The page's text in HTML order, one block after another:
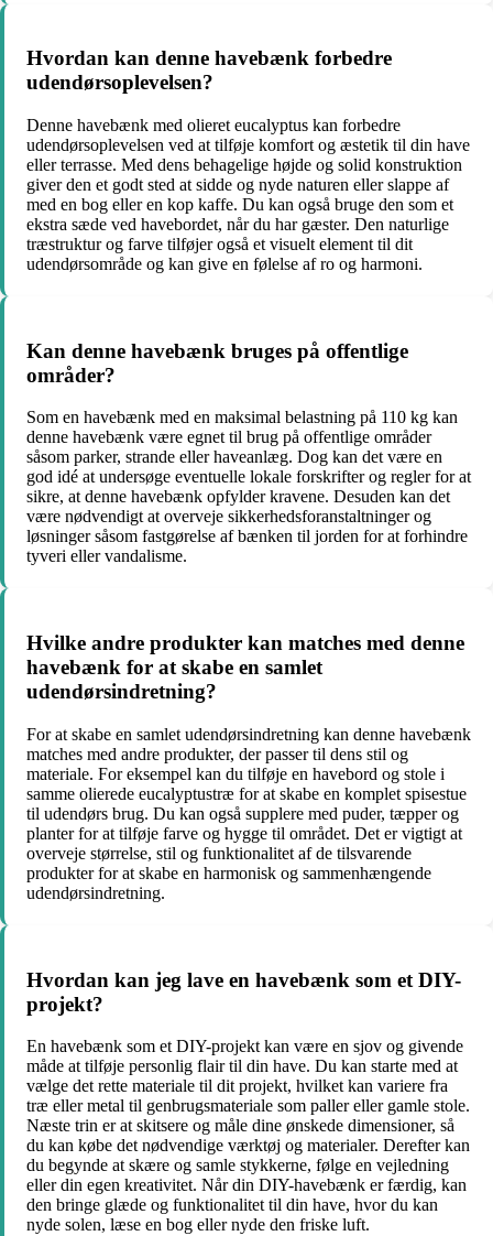
Hvordan kan denne havebænk forbedre
udendørsoplevelsen?
Denne havebænk med olieret eucalyptus kan forbedre
udendørsoplevelsen ved at tilføje komfort og æstetik til din have
eller terrasse. Med dens behagelige højde og solid konstruktion
giver den et godt sted at sidde og nyde naturen eller slappe af
med en bog eller en kop kaffe. Du kan også bruge den som et
ekstra sæde ved havebordet, når du har gæster. Den naturlige
træstruktur og farve tilføjer også et visuelt element til dit
udendørsområde og kan give en følelse af ro og harmoni.
Kan denne havebænk bruges på offentlige
områder?
Som en havebænk med en maksimal belastning på 110 kg kan
denne havebænk være egnet til brug på offentlige områder
såsom parker, strande eller haveanlæg. Dog kan det være en
god idé at undersøge eventuelle lokale forskrifter og regler for at
sikre, at denne havebænk opfylder kravene. Desuden kan det
være nødvendigt at overveje sikkerhedsforanstaltninger og
løsninger såsom fastgørelse af bænken til jorden for at forhindre
tyveri eller vandalisme.
Hvilke andre produkter kan matches med denne
havebænk for at skabe en samlet
udendørsindretning?
For at skabe en samlet udendørsindretning kan denne havebænk
matches med andre produkter, der passer til dens stil og
materiale. For eksempel kan du tilføje en havebord og stole i
samme olierede eucalyptustræ for at skabe en komplet spisestue
til udendørs brug. Du kan også supplere med puder, tæpper og
planter for at tilføje farve og hygge til området. Det er vigtigt at
overveje størrelse, stil og funktionalitet af de tilsvarende
produkter for at skabe en harmonisk og sammenhængende
udendørsindretning.
Hvordan kan jeg lave en havebænk som et DIY-
projekt?
En havebænk som et DIY-projekt kan være en sjov og givende
måde at tilføje personlig flair til din have. Du kan starte med at
vælge det rette materiale til dit projekt, hvilket kan variere fra
træ eller metal til genbrugsmateriale som paller eller gamle stole.
Næste trin er at skitsere og måle dine ønskede dimensioner, så
du kan købe det nødvendige værktøj og materialer. Derefter kan
du begynde at skære og samle stykkerne, følge en vejledning
eller din egen kreativitet. Når din DIY-havebænk er færdig, kan
den bringe glæde og funktionalitet til din have, hvor du kan
nyde solen, læse en bog eller nyde den friske luft.